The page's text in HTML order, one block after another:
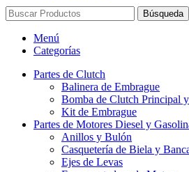
Búsqueda
Menú
Categorías
Partes de Clutch
Balinera de Embrague
Bomba de Clutch Principal
Kit de Embrague
Partes de Motores Diesel y
Anillos y Bulón
Casquetería de Biela y
Ejes de Levas